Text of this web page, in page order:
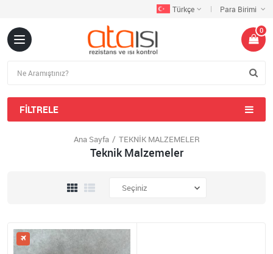
Türkçe Para Birimi
0
FILTRELE
Ana Sayfa TEKNİK MALZEMELER
Teknik Malzemeler